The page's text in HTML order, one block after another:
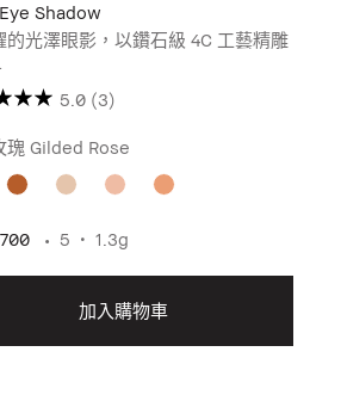
Shadow
的光澤眼影，以鑽石級 4C 工藝精雕
和持久好暈染和完美發色的延展性，
兩用。
鑽石光采。
5.0 (3)
瑰 Gilded Rose
5 1.3g
加入購物車